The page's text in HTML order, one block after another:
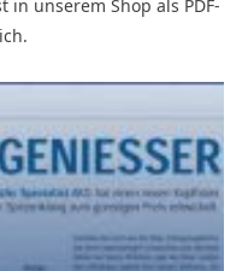
unserem Shop als PDF-